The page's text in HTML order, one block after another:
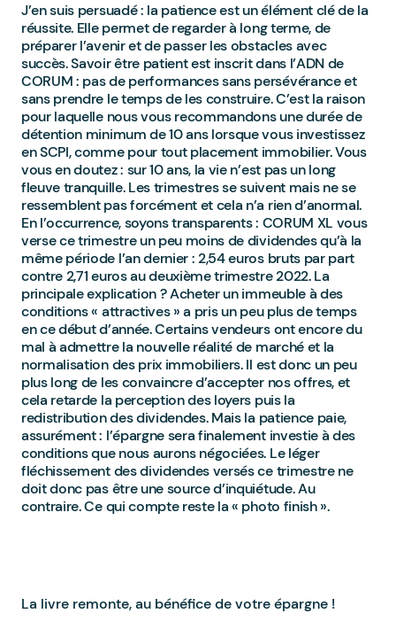
J’en suis persuadé : la patience est un élément clé de la
réussite. Elle permet de regarder à long terme, de
préparer l’avenir et de passer les obstacles avec
succès. Savoir être patient est inscrit dans l’ADN de
CORUM : pas de performances sans persévérance et
sans prendre le temps de les construire. C’est la raison
pour laquelle nous vous recommandons une durée de
détention minimum de 10 ans lorsque vous investissez
en SCPI, comme pour tout placement immobilier. Vous
vous en doutez : sur 10 ans, la vie n’est pas un long
fleuve tranquille. Les trimestres se suivent mais ne se
ressemblent pas forcément et cela n’a rien d’anormal.
En l’occurrence, soyons transparents : CORUM XL vous
verse ce trimestre un peu moins de dividendes qu’à la
même période l’an dernier : 2,54 euros bruts par part
contre 2,71 euros au deuxième trimestre 2022. La
principale explication ? Acheter un immeuble à des
conditions « attractives » a pris un peu plus de temps
en ce début d’année. Certains vendeurs ont encore du
mal à admettre la nouvelle réalité de marché et la
normalisation des prix immobiliers. Il est donc un peu
plus long de les convaincre d’accepter nos offres, et
cela retarde la perception des loyers puis la
redistribution des dividendes. Mais la patience paie,
assurément : l’épargne sera finalement investie à des
conditions que nous aurons négociées. Le léger
fléchissement des dividendes versés ce trimestre ne
doit donc pas être une source d’inquiétude. Au
contraire. Ce qui compte reste la « photo finish ».
La livre remonte, au bénéfice de votre épargne !